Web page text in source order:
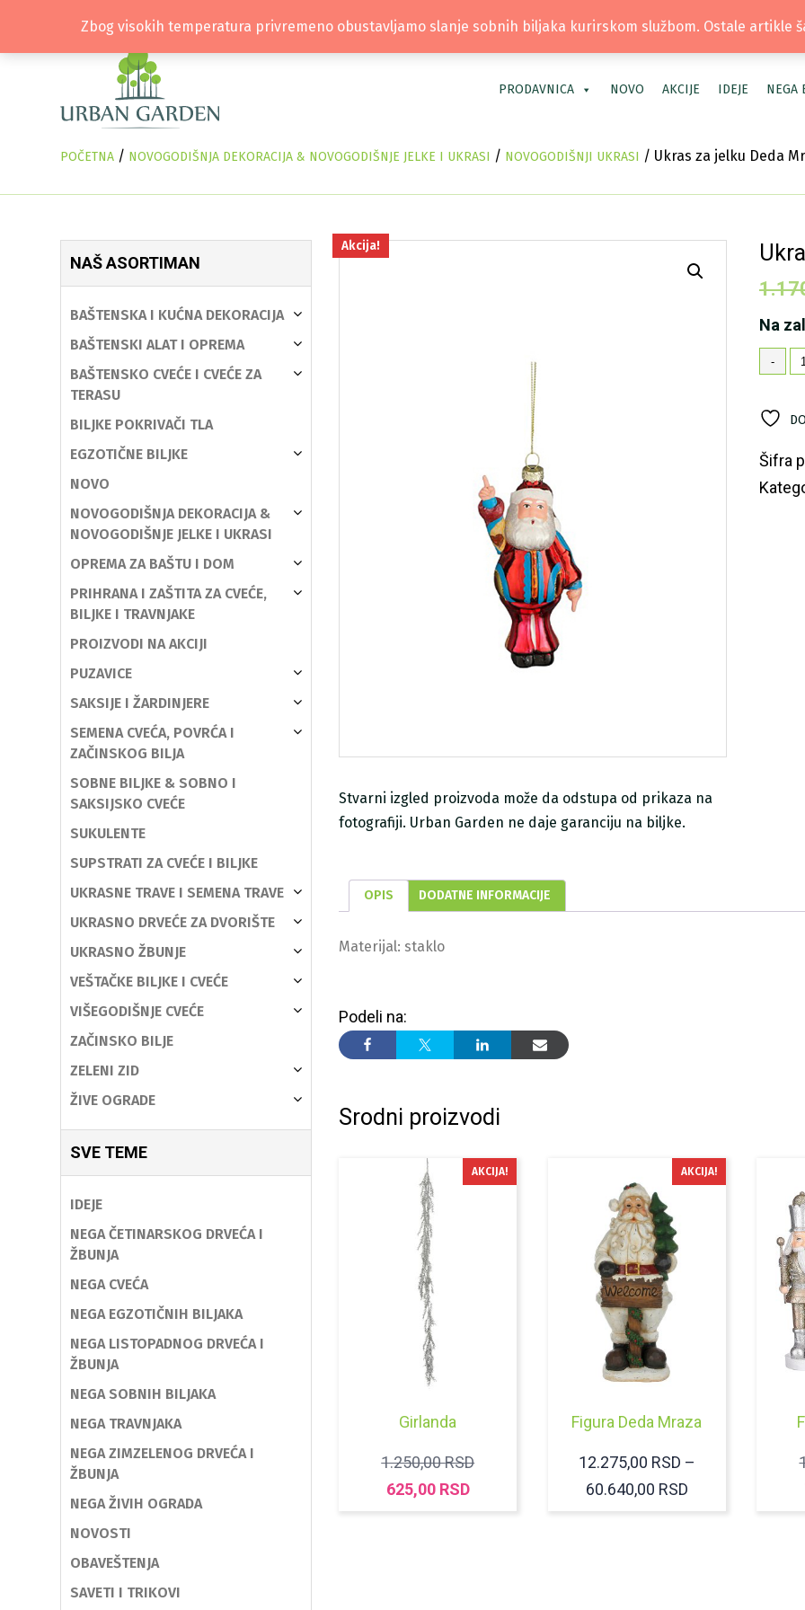
TEL: +381 66 40 40 30 | LOKACIJA:
PRODAVNICA NOVO AKCIJE IDEJE NEGA
POČETNA / NOVOGODIŠNJA DEKORACIJA & NOVOGODIŠNJE JELKE I UKRASI / NOVOGODIŠNJI UKRASI / Ukras za jelku Deda
NAŠ ASORTIMAN
BAŠTENSKA I KUĆNA DEKORACIJA
BAŠTENSKI ALAT I OPREMA
BAŠTENSKO CVEĆE I CVEĆE ZA
TERASU
BILJKE POKRIVAČI TLA
EGZOTIČNE BILJKE
NOVO
NOVOGODIŠNJA DEKORACIJA &
NOVOGODIŠNJE JELKE I UKRASI
OPREMA ZA BAŠTU I DOM
PRIHRANA I ZAŠTITA ZA CVEĆE,
BILJKE I TRAVNJAKE
PROIZVODI NA AKCIJI
PUZAVICE
SAKSIJE I ŽARDINJERE
SEMENA CVEĆA, POVRĆA I
ZAČINSKOG BILJA
SOBNE BILJKE & SOBNO I
SAKSIJSKO CVEĆE
SUKULENTE
SUPSTRATI ZA CVEĆE I BILJKE
UKRASNE TRAVE I SEMENA TRAVE
UKRASNO DRVEĆE ZA DVORIŠTE
UKRASNO ŽBUNJE
VEŠTAČKE BILJKE I CVEĆE
VIŠEGODIŠNJE CVEĆE
ZAČINSKO BILJE
ZELENI ZID
ŽIVE OGRADE
SVE TEME
IDEJE
NEGA ČETINARSKOG DRVEĆA I
ŽBUNJA
NEGA CVEĆA
NEGA EGZOTIČNIH BILJAKA
NEGA LISTOPADNOG DRVEĆA I
ŽBUNJA
NEGA SOBNIH BILJAKA
NEGA TRAVNJAKA
NEGA ZIMZELENOG DRVEĆA I
ŽBUNJA
NEGA ŽIVIH OGRADA
NOVOSTI
OBAVEŠTENJA
SAVETI I TRIKOVI
Akcija!
Na
-
za
Šifra
Stvarni izgled proizvoda može da odstupa od prikaza na
fotografiji. Urban Garden ne daje garanciju na biljke.
OPIS DODATNE INFORMACIJE
Materijal: staklo
Podeli na:
Srodni proizvodi
AKCIJA!
Girlanda
1.250,00RSDORIGINALNA
625,00 RSDTRENUTNA
AKCIJA!
Figura Deda Mraza
12.275,00 RSD –
60.640,00 RSDRASPON
Zbog visokih temperatura privremeno obustavljamo slanje sobnih biljaka kurirskom službom. Ostale artikle